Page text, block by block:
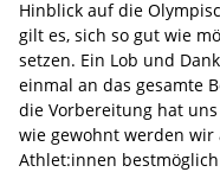
Hinblick auf die
gilt es, sich so gut wie
setzen. Ein Lob und
einmal an das gesamte
die Vorbereitung hat
wie gewohnt werden wir
Athlet:innen